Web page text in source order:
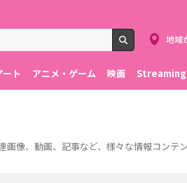
検索
地域
ート アニメ・ゲーム 映画
像、動画、記事など、様々な情報コンテン